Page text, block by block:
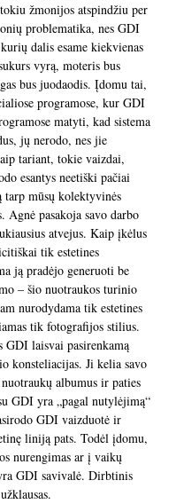
žmonijos atspindžiu per
problematika, nes GDI
dalis esame kiekvienas
vyrą, moteris bus
bus juodaodis. Įdomu tai,
programose, kur GDI
matyti, kad sistema
jų nerodo, nes jie
tariant, tokie vaizdai,
esantys neetiški pačiai
mūsų kolektyvinės
Agnė pasakoja savo darbo
atvejus. Kaip įkėlus
tik estetines
ją pradėjo generuoti be
– šio nuotraukos turinio
nurodydama tik estetines
tik fotografijos stilius.
laisvai pasirenkamą
konsteliacijas. Ji kelia savo
albumus ir paties
GDI yra „pagal nutylėjimą“
GDI vaizduotė ir
liniją pats. Todėl įdomu,
nurengimas ar į vaikų
GDI savivalė. Dirbtinis